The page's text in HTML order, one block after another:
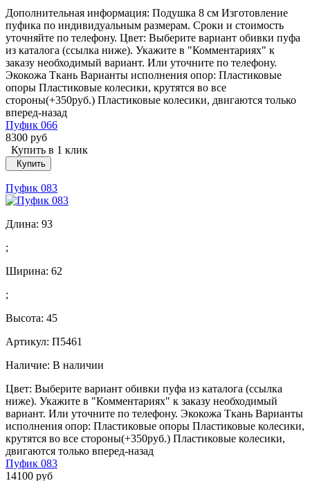
Дополнительная информация: Подушка 8 см Изготовление
пуфика по индивидуальным размерам. Сроки и стоимость
уточняйте по телефону. Цвет: Выберите вариант обивки пуфа
из каталога (ссылка ниже). Укажите в "Комментариях" к
заказу необходимый вариант. Или уточните по телефону.
Экокожа Ткань Варианты исполнения опор: Пластиковые
опоры Пластиковые колесики, крутятся во все
стороны(+350руб.) Пластиковые колесики, двигаются только
вперед-назад
Пуфик 066
8300 руб
Купить в 1 клик
Купить
Пуфик 083
Длина: 93
;
Ширина: 62
;
Высота: 45
Артикул: П5461
Наличие: В наличии
Цвет: Выберите вариант обивки пуфа из каталога (ссылка
ниже). Укажите в "Комментариях" к заказу необходимый
вариант. Или уточните по телефону. Экокожа Ткань Варианты
исполнения опор: Пластиковые опоры Пластиковые колесики,
крутятся во все стороны(+350руб.) Пластиковые колесики,
двигаются только вперед-назад
Пуфик 083
14100 руб